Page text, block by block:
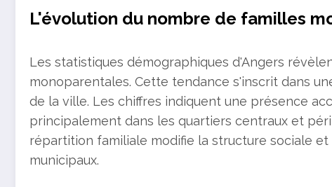
L'évolution du nombre de familles
Les statistiques démographiques d'Angers
monoparentales. Cette tendance s'inscrit dans
de la ville. Les chiffres indiquent une présence
principalement dans les quartiers centraux et
répartition familiale modifie la structure sociale
municipaux.